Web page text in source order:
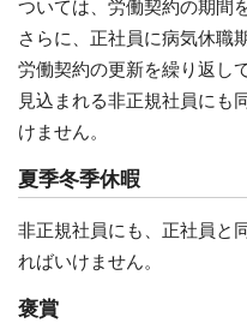
ついては、労働契約の期間
さらに、正社員に病気休職
労働契約の更新を繰り返し
見込まれる非正規社員にも
けません。
夏季冬季休暇
非正規社員にも、正社員と
ればいけません。
褒賞